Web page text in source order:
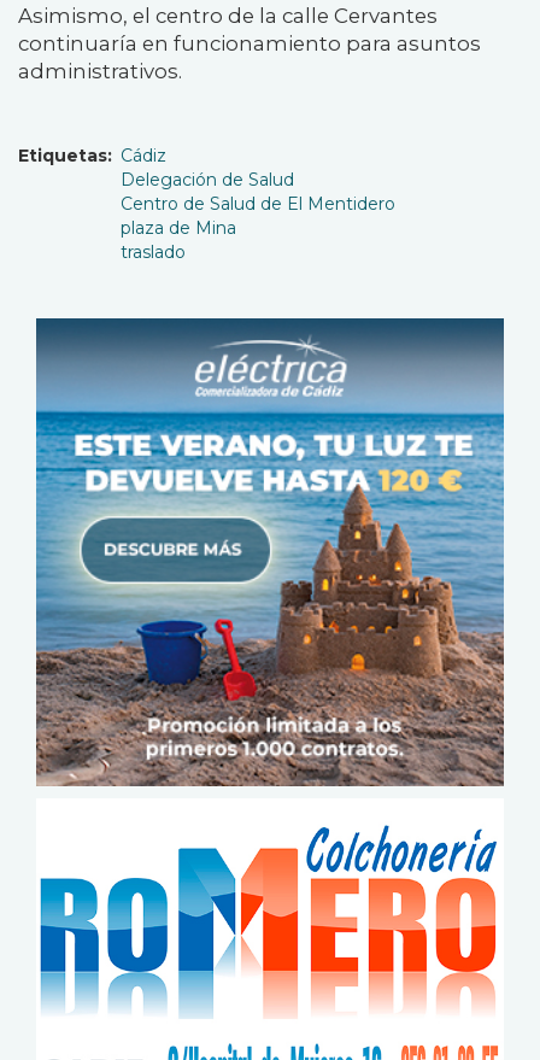
Asimismo, el centro de la calle Cervantes
continuaría en funcionamiento para asuntos
administrativos.
Etiquetas
Cádiz
Delegación de Salud
Centro de Salud de El Mentidero
plaza de Mina
traslado